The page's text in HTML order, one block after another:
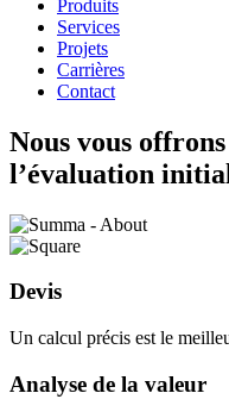
Produits
Services
Projets
Carrières
Contact
Nous vous
l’évaluation
Devis
Un calcul précis est le
Analyse de la valeur